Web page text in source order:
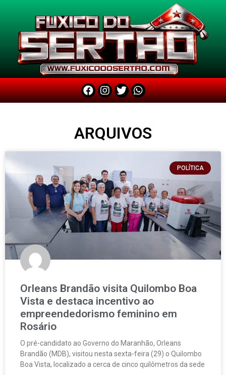
ARQUIVOS
POLÍTICA
Orleans Brandão visita Quilombo Boa
Vista e destaca incentivo ao
empreendedorismo feminino em
Rosário
O pré-candidato ao Governo do Maranhão, Orleans
Brandão (MDB), visitou nesta sexta-feira (29) o Quilombo
Boa Vista, localizado a cerca de cinco quilômetros da sede